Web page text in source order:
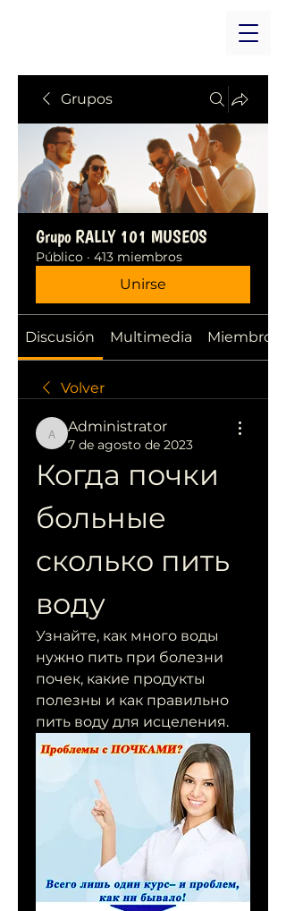
Grupos
Grupo RALLY 101 MUSEOS
Público · 413 miembros
Unirse
Discusión Multimedia Miembros
Volver
Administrator
Administrator
7 de agosto de 2023
Когда почки
больные
сколько пить
воду
Узнайте, как много воды
нужно пить при болезни
почек, какие продукты
полезны и как правильно
пить воду для исцеления.